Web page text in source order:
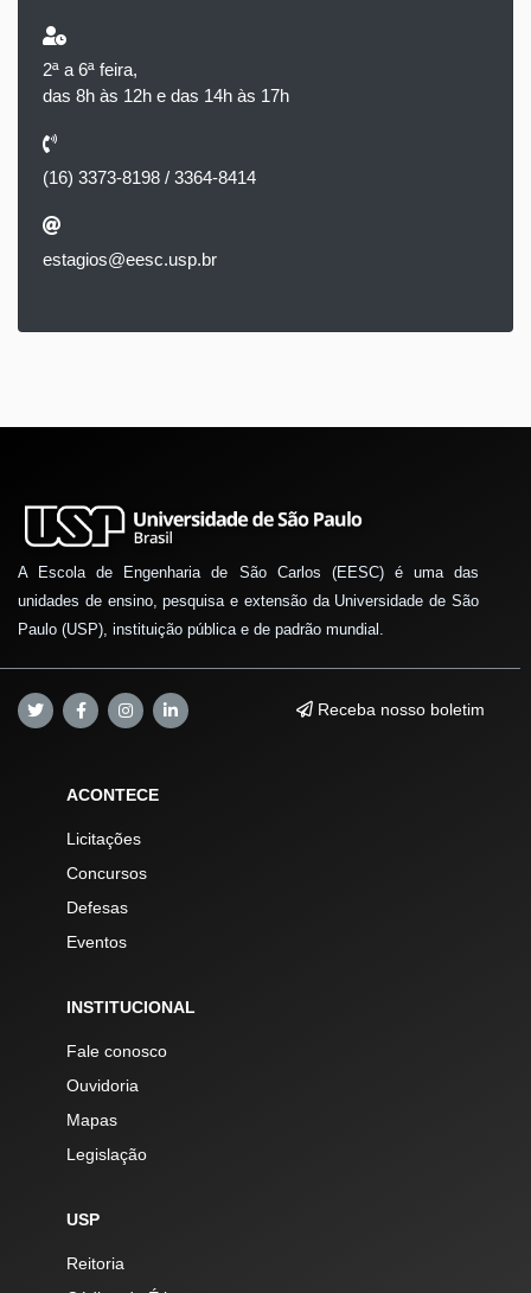
2ª a 6ª feira,
das 8h às 12h e das 14h às 17h
(16) 3373-8198 / 3364-8414
estagios@eesc.usp.br
A Escola de Engenharia de São Carlos (EESC) é uma das
unidades de ensino, pesquisa e extensão da Universidade de São
Paulo (USP), instituição pública e de padrão mundial.
Receba nosso boletim
ACONTECE
Licitações
Concursos
Defesas
Eventos
INSTITUCIONAL
Fale conosco
Ouvidoria
Mapas
Legislação
USP
Reitoria